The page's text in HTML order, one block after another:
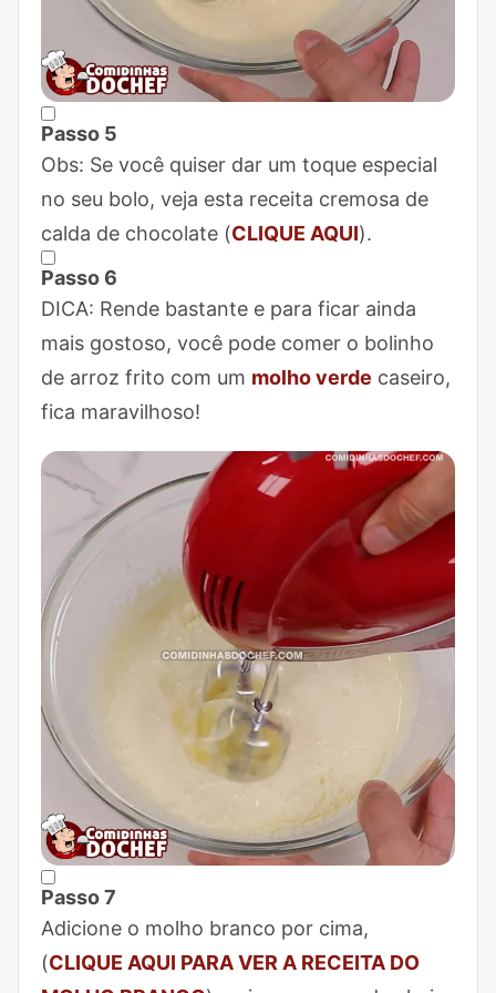
Passo 5
Marcar Passo 5 como concluído
Obs: Se você quiser dar um toque especial
no seu bolo, veja esta receita cremosa de
calda de chocolate (CLIQUE AQUI).
Passo 6
Marcar Passo 6 como concluído
DICA: Rende bastante e para ficar ainda
mais gostoso, você pode comer o bolinho
de arroz frito com um molho verde caseiro,
fica maravilhoso!
Passo 7
Marcar Passo 7 como concluído
Adicione o molho branco por cima,
(CLIQUE AQUI PARA VER A RECEITA DO